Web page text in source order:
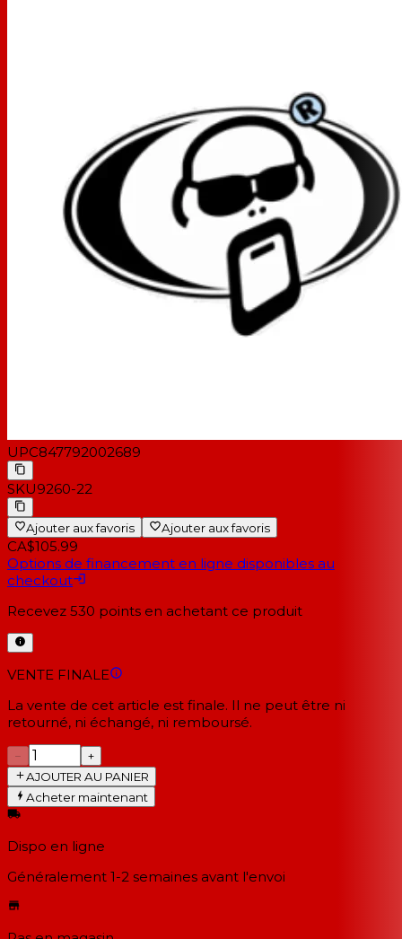
UPC847792002689
SKU9260-22
Ajouter aux favoris Ajouter aux favoris
CA$105.99
Options de financement en ligne disponibles au
checkout
Recevez 530 points en achetant ce produit
VENTE FINALE
La vente de cet article est finale. Il ne peut être ni
retourné, ni échangé, ni remboursé.
−
+
AJOUTER AU PANIER
Acheter maintenant
Dispo en ligne
Généralement 1-2 semaines avant l'envoi